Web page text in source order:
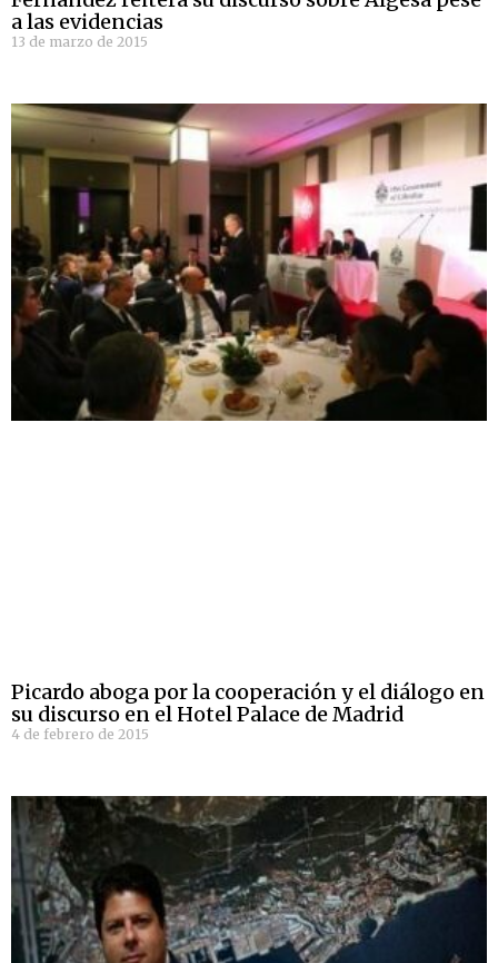
a las evidencias
13 de marzo de 2015
Picardo aboga por la cooperación y el diálogo en
su discurso en el Hotel Palace de Madrid
4 de febrero de 2015